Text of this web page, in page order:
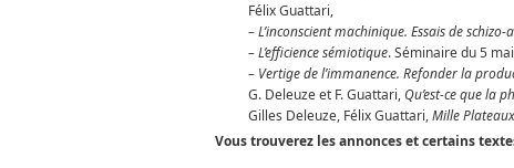
Félix Guattari,
– L’inconscient machinique. Essais de schizo-
– L’efficience sémiotique. Séminaire du 5
– Vertige de l’immanence. Refonder la
G. Deleuze et F. Guattari,Qu’est-ce que la
Gilles Deleuze, Félix Guattari,Mille Plateaux
Vous trouverez les annonces et certains